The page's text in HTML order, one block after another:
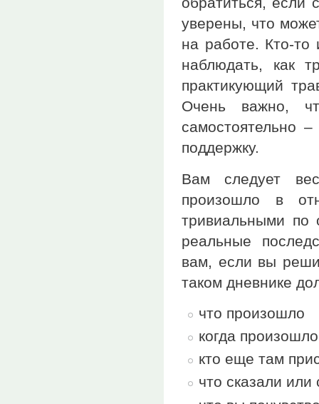
уверены, что
на работе. Кто-то
наблюдать, как
практикующий
Очень важно,
самостоятельно
поддержку.
Вам следует
произошло в
тривиальными по
реальные
вам, если вы
таком дневнике
что произошло
когда произошло
кто еще там
что сказали